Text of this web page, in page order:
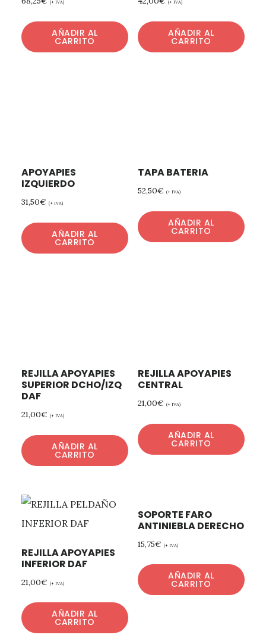
(+ IVA)
AÑADIR AL
CARRITO
(+ IVA)
AÑADIR AL
CARRITO
APOYAPIES
IZQUIERDO
31,50€ (+ IVA)
AÑADIR AL
CARRITO
TAPA BATERIA
52,50€ (+ IVA)
AÑADIR AL
CARRITO
REJILLA APOYAPIES
SUPERIOR DCHO/IZQ
DAF
21,00€ (+ IVA)
AÑADIR AL
CARRITO
REJILLA APOYAPIES
CENTRAL
21,00€ (+ IVA)
AÑADIR AL
CARRITO
REJILLA APOYAPIES
INFERIOR DAF
21,00€ (+ IVA)
AÑADIR AL
CARRITO
SOPORTE FARO
ANTINIEBLA DERECHO
15,75€ (+ IVA)
AÑADIR AL
CARRITO